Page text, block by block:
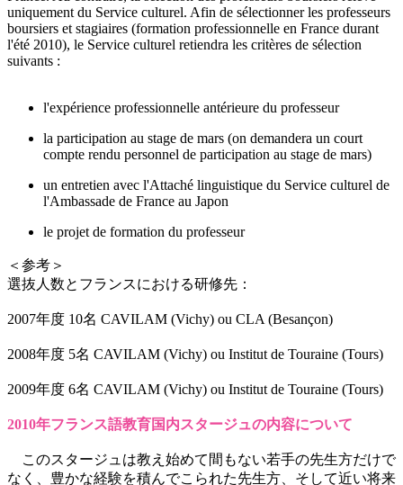
uniquement du Service culturel. Afin de sélectionner les professeurs
boursiers et stagiaires (formation professionnelle en France durant
l'été 2010), le Service culturel retiendra les critères de sélection
suivants :
l'expérience professionnelle antérieure du professeur
la participation au stage de mars (on demandera un court
compte rendu personnel de participation au stage de mars)
un entretien avec l'Attaché linguistique du Service culturel de
l'Ambassade de France au Japon
le projet de formation du professeur
＜参考＞
選抜人数とフランスにおける研修先：
2007年度 10名 CAVILAM (Vichy) ou CLA (Besançon)
2008年度 5名 CAVILAM (Vichy) ou Institut de Touraine (Tours)
2009年度 6名 CAVILAM (Vichy) ou Institut de Touraine (Tours)
2010年フランス語教育国内スタージュの内容について
このスタージュは教え始めて間もない若手の先生方だけで
なく、豊かな経験を積んでこられた先生方、そして近い将来